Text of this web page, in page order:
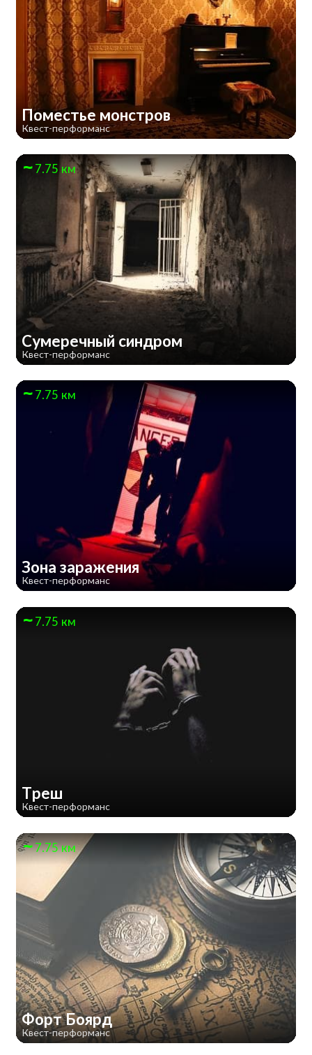
Поместье монстров
Квест-перформанс
7.75 км
Сумеречный синдром
Квест-перформанс
7.75 км
Зона заражения
Квест-перформанс
7.75 км
Треш
Квест-перформанс
7.75 км
Форт Боярд
Квест-перформанс